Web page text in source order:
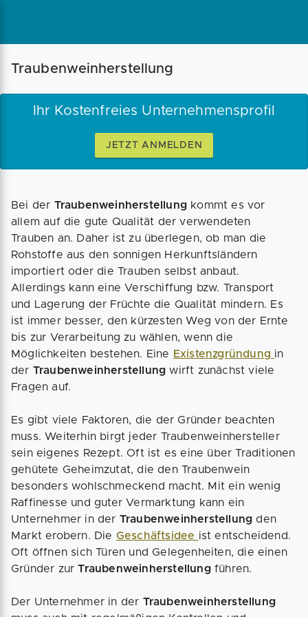
Magazin Businessplan Fördermittel
Traubenweinherstellung
Ihr Kostenfreies Unternehmensprofil
JETZT ANMELDEN
Bei der Traubenweinherstellung kommt es vor
allem auf die gute Qualität der verwendeten
Trauben an. Daher ist zu überlegen, ob man die
Rohstoffe aus den sonnigen Herkunftsländern
importiert oder die Trauben selbst anbaut.
Allerdings kann eine Verschiffung bzw. Transport
und Lagerung der Früchte die Qualität mindern. Es
ist immer besser, den kürzesten Weg von der Ernte
bis zur Verarbeitung zu wählen, wenn die
Möglichkeiten bestehen. Eine Existenzgründung in
der Traubenweinherstellungwirft zunächst viele
Fragen auf.
Es gibt viele Faktoren, die der Gründer beachten
muss. Weiterhin birgt jeder Traubenweinhersteller
sein eigenes Rezept. Oft ist es eine über Traditionen
gehütete Geheimzutat, die den Traubenwein
besonders wohlschmeckend macht. Mit ein wenig
Raffinesse und guter Vermarktung kann ein
Unternehmer in der Traubenweinherstellung den
Markt erobern. Die Geschäftsidee ist entscheidend.
Oft öffnen sich Türen und Gelegenheiten, die einen
Gründer zurTraubenweinherstellungführen.
Der Unternehmer in der Traubenweinherstellung